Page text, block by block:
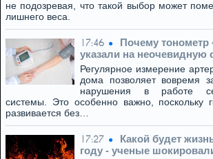
не подозревая, что такой выбор может
лишнего веса.
17:46
Почему тонометр
указали на неочевидную
Регулярное измерение
дома позволяет вовремя
нарушения в работе
системы. Это особенно важно, поскольку
развивается без…
17:27
Какой будет
году - ученые